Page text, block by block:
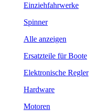
Einziehfahrwerke
Spinner
Alle anzeigen
Ersatzteile für Boote
Elektronische Regler
Hardware
Motoren